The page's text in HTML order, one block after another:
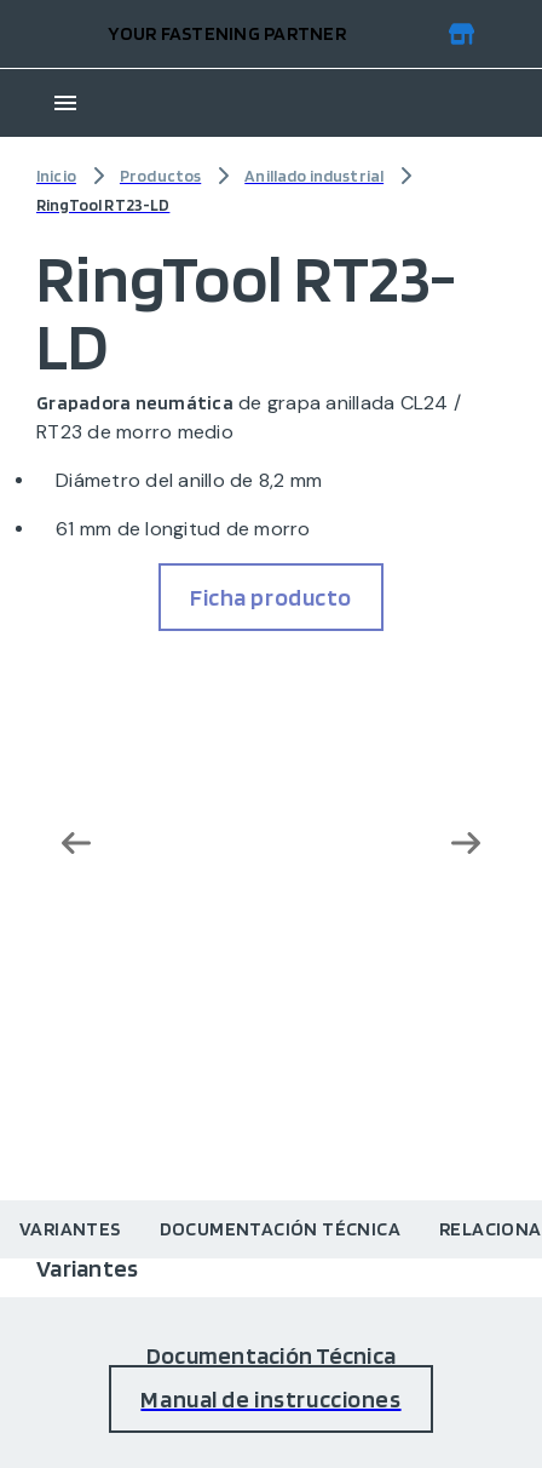
YOUR FASTENING PARTNER
Inicio Productos
Anillado industrial
RingTool RT23-LD
RingTool RT23-
LD
Grapadora neumática de grapa anillada CL24 /
RT23 de morro medio
Diámetro del anillo de 8,2 mm
61 mm de longitud de morro
Ficha producto
VARIANTES DOCUMENTACIÓN TÉCNICA
Variantes
Documentación Técnica
Manual de instrucciones